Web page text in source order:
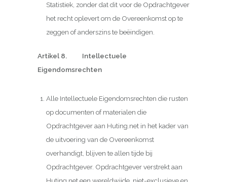
Statistiek, zonder dat dit voor de Opdrachtgever
het recht oplevert om de Overeenkomst op te
zeggen of anderszins te beëindigen.
Artikel 8. Intellectuele
Eigendomsrechten
Alle Intellectuele Eigendomsrechten die rusten
op documenten of materialen die
Opdrachtgever aan Huting.net in het kader van
de uitvoering van de Overeenkomst
overhandigt, blijven te allen tijde bij
Opdrachtgever. Opdrachtgever verstrekt aan